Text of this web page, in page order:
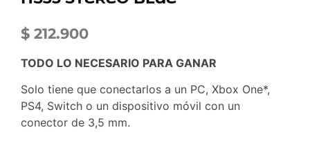
$ 212.900
TODO LO NECESARIO PARA GANAR
Solo tiene que conectarlos a un PC, Xbox One*,
PS4, Switch o un dispositivo móvil con un
conector de 3,5 mm.